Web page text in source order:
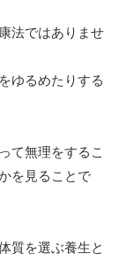
法ではありませ
ゆるめたりする
て無理をするこ
を見ることで
質を選ぶ養生と